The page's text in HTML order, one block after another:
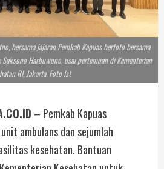
bersama jajaran Pemkab Kapuas berfoto bersama
Harbuwono, usai pertemuan di Kementerian
RI, Jakarta. Foto Ist
– Pemkab Kapuas
ambulans dan sejumlah
kesehatan. Bantuan